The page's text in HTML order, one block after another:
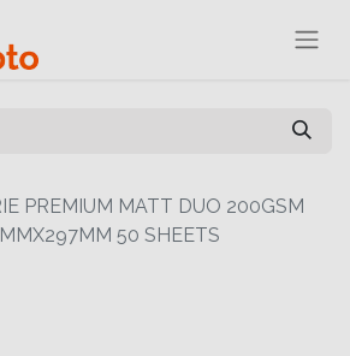
PREMIUM MATT DUO 200GSM
50 SHEETS